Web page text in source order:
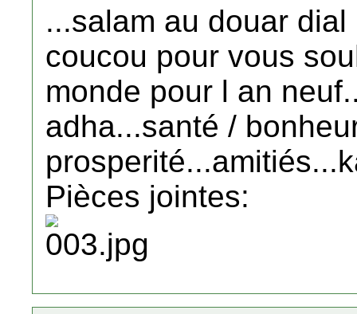
...salam au douar
coucou pour vous
monde pour l an
adha...santé /
Pièces jointes: